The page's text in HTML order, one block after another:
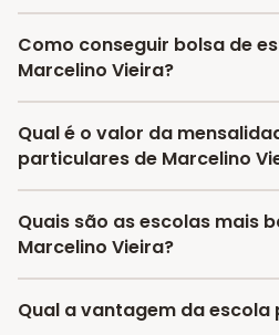
Como conseguir bolsa de
Marcelino Vieira?
O programa de bolsa do
vagas com até 80% de
pré-matrícula no site.
Qual é o valor da
particulares de Marcelino
A média da mensalidade em
R$ 97,50 reais, sendo a
Quais são as escolas mais
Marcelino Vieira?
As escolas com mensalidades
Qual a vantagem da escola